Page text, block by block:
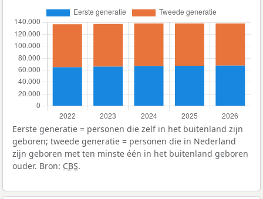
Eerste generatie = personen die zelf in het buitenland zijn
geboren; tweede generatie = personen die in Nederland
zijn geboren met ten minste één in het buitenland geboren
ouder. Bron: CBS.